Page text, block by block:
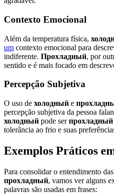
Contexto Emocional
Além da temperatura física,
um contexto emocional para
indiferente. Прохладный, por
sentido e é mais focado em
Percepção Subjetiva
O uso de холодный e
percepção subjetiva da pessoa
холодный pode serпрохладный
tolerância ao frio e suas
Exemplos Práticos
Para consolidar o entendimento
прохладный, vamos ver alguns
palavras são usadas em frases: